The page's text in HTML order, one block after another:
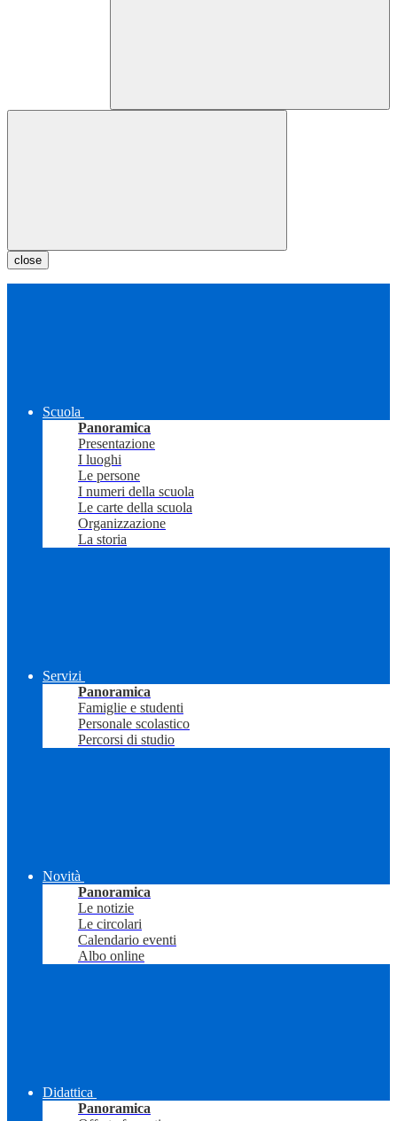
close
Scuola
Panoramica
Presentazione
I luoghi
Le persone
I numeri della scuola
Le carte della scuola
Organizzazione
La storia
Servizi
Panoramica
Famiglie e studenti
Personale scolastico
Percorsi di studio
Novità
Panoramica
Le notizie
Le circolari
Calendario eventi
Albo online
Didattica
Panoramica